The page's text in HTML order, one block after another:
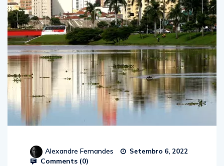
Alexandre Fernandes Setembro 6, 2022
Comments (0)